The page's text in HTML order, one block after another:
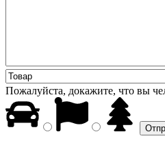
Пожалуйста, докажите, что вы